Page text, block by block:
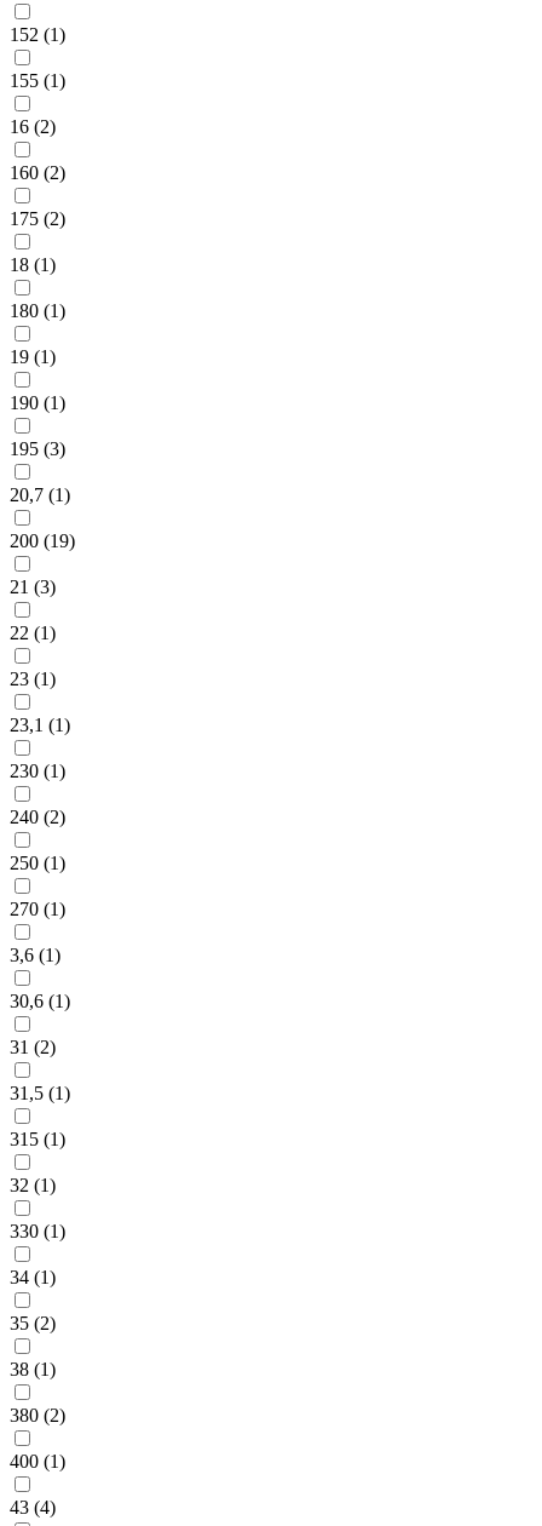
152 (1)
155 (1)
16 (2)
160 (2)
175 (2)
18 (1)
180 (1)
19 (1)
190 (1)
195 (3)
20,7 (1)
200 (19)
21 (3)
22 (1)
23 (1)
23,1 (1)
230 (1)
240 (2)
250 (1)
270 (1)
3,6 (1)
30,6 (1)
31 (2)
31,5 (1)
315 (1)
32 (1)
330 (1)
34 (1)
35 (2)
38 (1)
380 (2)
400 (1)
43 (4)